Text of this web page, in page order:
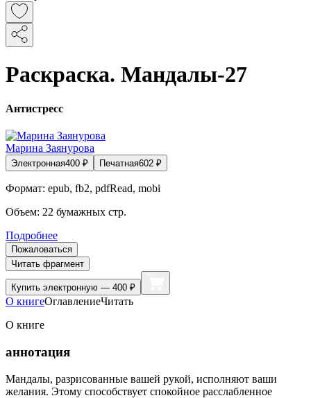
Раскраска. Мандалы-27
Антистресс
Марина Заянурова
Электронная400 ₽ Печатная602 ₽
Формат: epub, fb2, pdfRead, mobi
Объем: 22 бумажных стр.
Подробнее
Пожаловаться
Читать фрагмент
Купить электронную — 400 ₽
О книгеОглавлениеЧитать
О книге
аннотация
Мандалы, разрисованные вашей рукой, исполняют ваши
желания. Этому способствует спокойное расслабленное